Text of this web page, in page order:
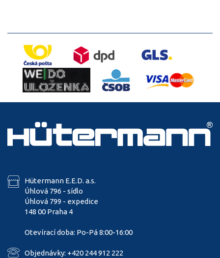
Hütermann E.E.D. a.s.
Úhlová 796 - sídlo
Úhlová 799 - expedice
148 00 Praha 4
Otevírací doba: Po-Pá 8:00-16:00
Objednávky: +420 244 912 222